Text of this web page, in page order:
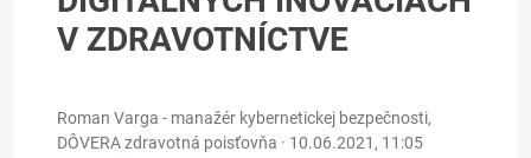
V ZDRAVOTNÍCTVE
Roman Varga - manažér kybernetickej bezpečnosti,
DÔVERA zdravotná poisťovňa · 10.06.2021, 11:05